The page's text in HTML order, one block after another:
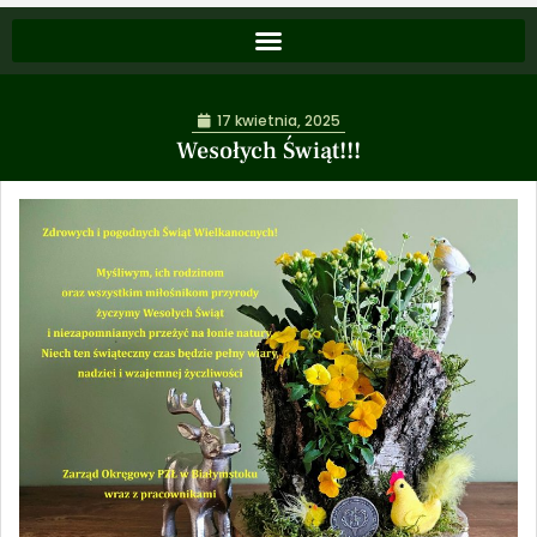
Wesołych Świąt!!!
17 kwietnia, 2025